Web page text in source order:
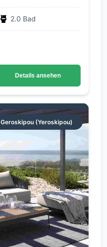
2.0 Bad
Details ansehen
Geroskipou (Yeroskipou)